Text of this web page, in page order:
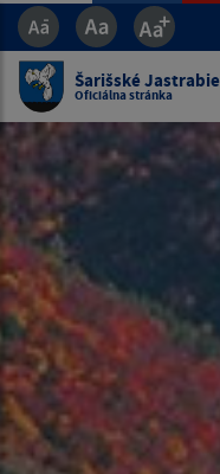
Šarišské Jastrabie
Oficiálna stránka